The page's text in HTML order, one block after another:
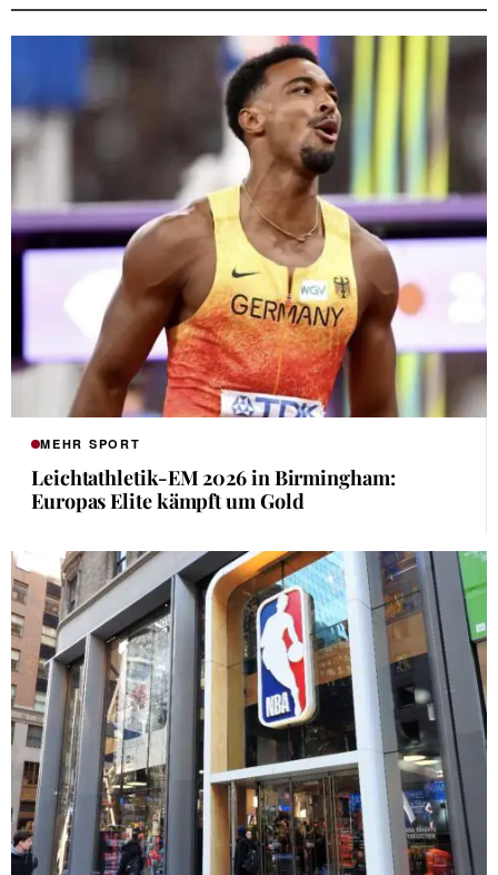
MEHR SPORT
Leichtathletik-EM 2026 in Birmingham:
Europas Elite kämpft um Gold